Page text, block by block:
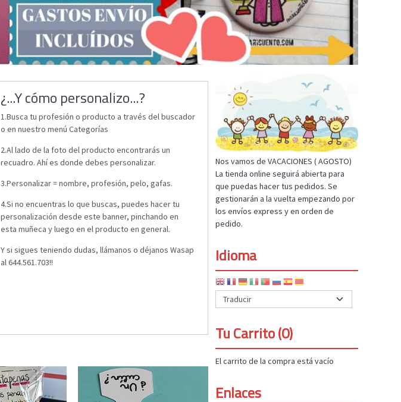
¿...Y cómo personalizo...?
1.Busca tu profesión o producto a través del buscador
o en nuestro menú Categorías
2.Al lado de la foto del producto encontrarás un
recuadro. Ahí es donde debes personalizar.
3.Personalizar = nombre, profesión, pelo, gafas.
4.Si no encuentras lo que buscas, puedes hacer tu
personalización desde este banner, pinchando en
esta muñeca y luego en el producto en general.
Y si sigues teniendo dudas, llámanos o déjanos Wasap
al 644.561.703!!
Nos vamos de VACACIONES ( AGOSTO)
La tienda online seguirá abierta para
que puedas hacer tus pedidos. Se
gestionarán a la vuelta empezando por
los envíos express y en orden de
pedido.
Idioma
Tu Carrito (0)
El carrito de la compra está vacío
Enlaces